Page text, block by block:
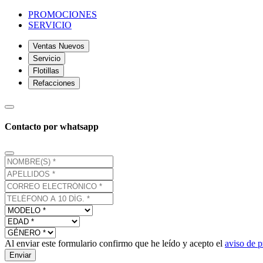
PROMOCIONES
SERVICIO
Ventas Nuevos
Servicio
Flotillas
Refacciones
Contacto por whatsapp
Al enviar este formulario confirmo que he leído y acepto el aviso de
Enviar